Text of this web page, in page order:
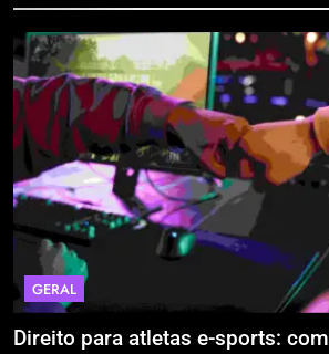
GERAL
Direito para atletas e-sports: